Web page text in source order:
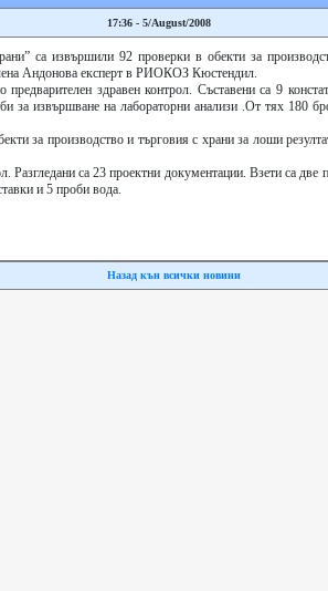
17:36 - 5/August/2008
са извършили 92 проверки в обекти за
Андонова експерт в РИОКОЗ Кюстендил.
здравен контрол. Съставени са 9
за извършване на лабораторни анализи .От тях 180
за производство и търговия с храни за лоши
Разгледани са 23 проектни документации. Взети са две
и 5 проби вода.
Назад кън всички новини